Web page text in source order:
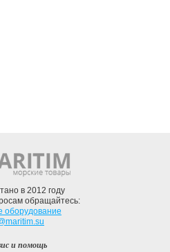
в 2012 году
обращайтесь:
оборудование
и помощь